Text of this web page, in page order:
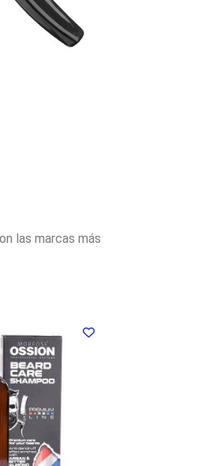
las marcas más